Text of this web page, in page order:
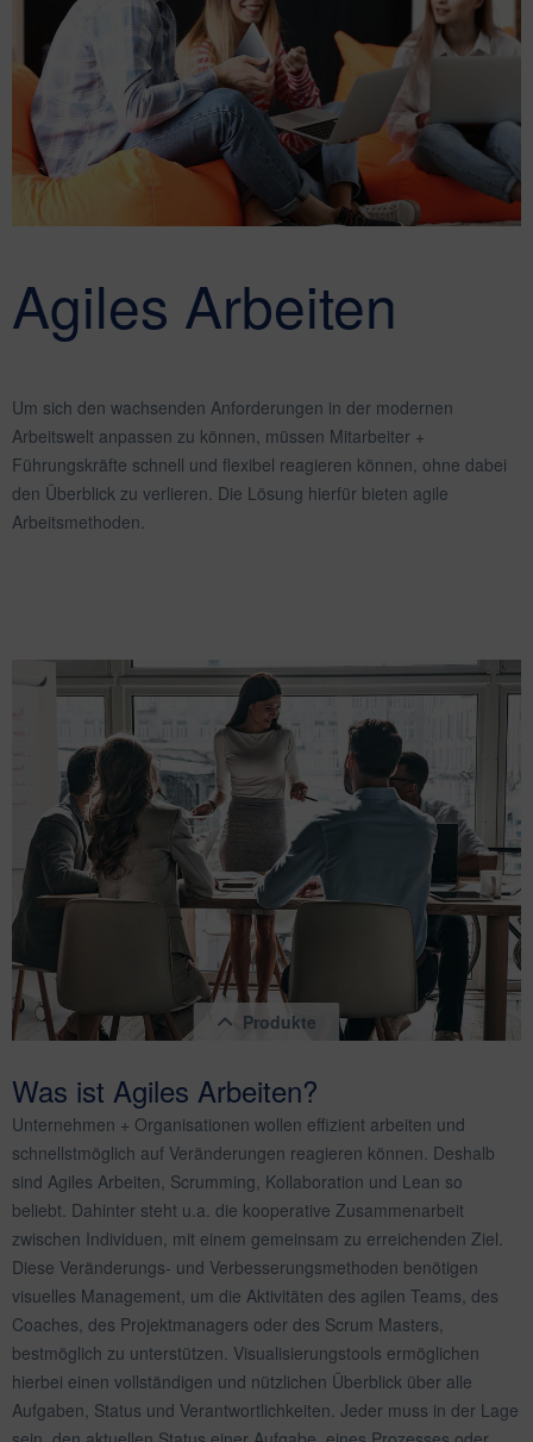
Agiles Arbeiten
Um sich den wachsenden Anforderungen in der modernen
Arbeitswelt anpassen zu können, müssen Mitarbeiter +
Führungskräfte schnell und flexibel reagieren können, ohne dabei
den Überblick zu verlieren. Die Lösung hierfür bieten agile
Arbeitsmethoden.
Produkte
magnetoplan Infinity Wall, mobil
Inhalt1 Stück
Was ist Agiles Arbeiten?
Unternehmen + Organisationen wollen effizient arbeiten und
schnellstmöglich auf Veränderungen reagieren können. Deshalb
sind Agiles Arbeiten, Scrumming, Kollaboration und Lean so
beliebt. Dahinter steht u.a. die kooperative Zusammenarbeit
zwischen Individuen, mit einem gemeinsam zu erreichenden Ziel.
Diese Veränderungs- und Verbesserungsmethoden benötigen
visuelles Management, um die Aktivitäten des agilen Teams, des
Coaches, des Projektmanagers oder des Scrum Masters,
bestmöglich zu unterstützen. Visualisierungstools ermöglichen
hierbei einen vollständigen und nützlichen Überblick über alle
Aufgaben, Status und Verantwortlichkeiten. Jeder muss in der Lage